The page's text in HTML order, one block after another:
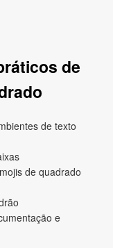
de
de texto
de quadrado
e